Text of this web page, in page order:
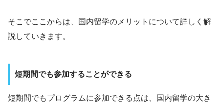
そこでここからは、国内留学のメリットについて詳しく解
説していきます。
短期間でも参加することができる
短期間でもプログラムに参加できる点は、国内留学の大き